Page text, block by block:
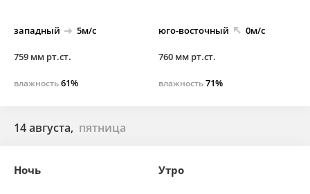
западный 5м/с
759 мм рт.ст.
влажность61%
юго-восточный 0м/с
760 мм рт.ст.
влажность71%
14 августа, пятница
Ночь Утро